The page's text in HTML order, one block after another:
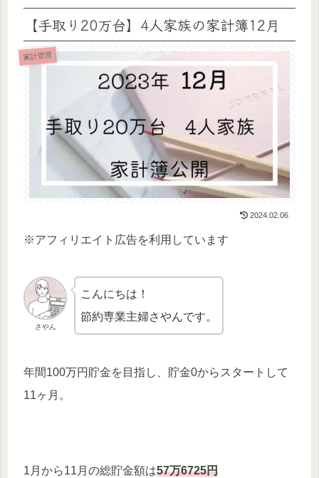
【手取り20万台】4人家族の家計簿12月
家計管理
2024.02.06
※アフィリエイト広告を利用しています
さやん
こんにちは！
節約専業主婦さやんです。
年間100万円貯金を目指し、貯金0からスタートして
11ヶ月。
1月から11月の総貯金額は57万6725円